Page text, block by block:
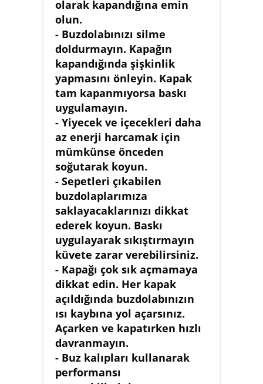
olarak kapandığına emin
olun.
- Buzdolabınızı silme
doldurmayın. Kapağın
kapandığında şişkinlik
yapmasını önleyin. Kapak
tam kapanmıyorsa baskı
uygulamayın.
- Yiyecek ve içecekleri daha
az enerji harcamak için
mümkünse önceden
soğutarak koyun.
- Sepetleri çıkabilen
buzdolaplarımıza
saklayacaklarınızı dikkat
ederek koyun. Baskı
uygulayarak sıkıştırmayın
küvete zarar verebilirsiniz.
- Kapağı çok sık açmamaya
dikkat edin. Her kapak
açıldığında buzdolabınızın
ısı kaybına yol açarsınız.
Açarken ve kapatırken hızlı
davranmayın.
- Buz kalıpları kullanarak
performansı